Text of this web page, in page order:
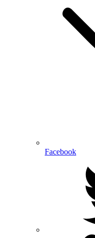
Facebook